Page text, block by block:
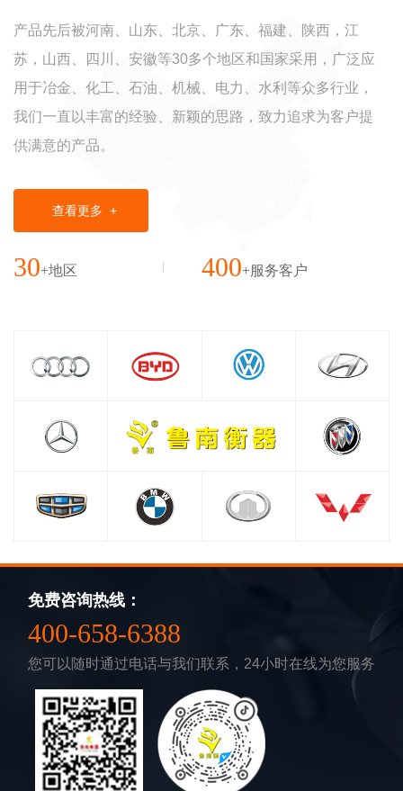
产品先后被河南、山东、北京、广东、福建、陕西，江
苏，山西、四川、安徽等30多个地区和国家采用，广泛应
用于冶金、化工、石油、机械、电力、水利等众多行业，
我们一直以丰富的经验、新颖的思路，致力追求为客户提
供满意的产品。
查看更多 +
30 400
免费咨询热线：
400-658-6388
您可以随时通过电话与我们联系，24小时在线为您服务